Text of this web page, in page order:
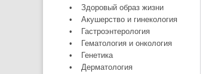
•
Здоровый образ жизни
•
Акушерство и гинекология
•
Гастроэнтерология
•
Гематология и онкология
•
Генетика
•
Дерматология